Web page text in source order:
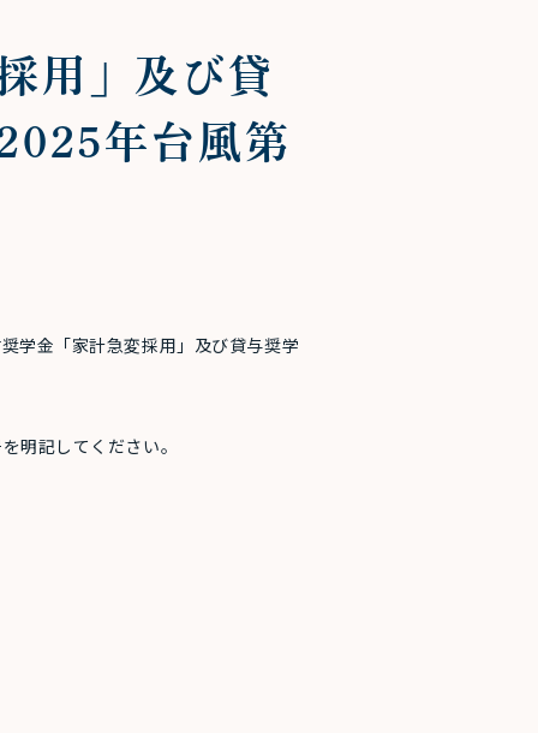
用」及び貸
年台風第
学金「家計急変採用」及び貸与奨学
明記してください。